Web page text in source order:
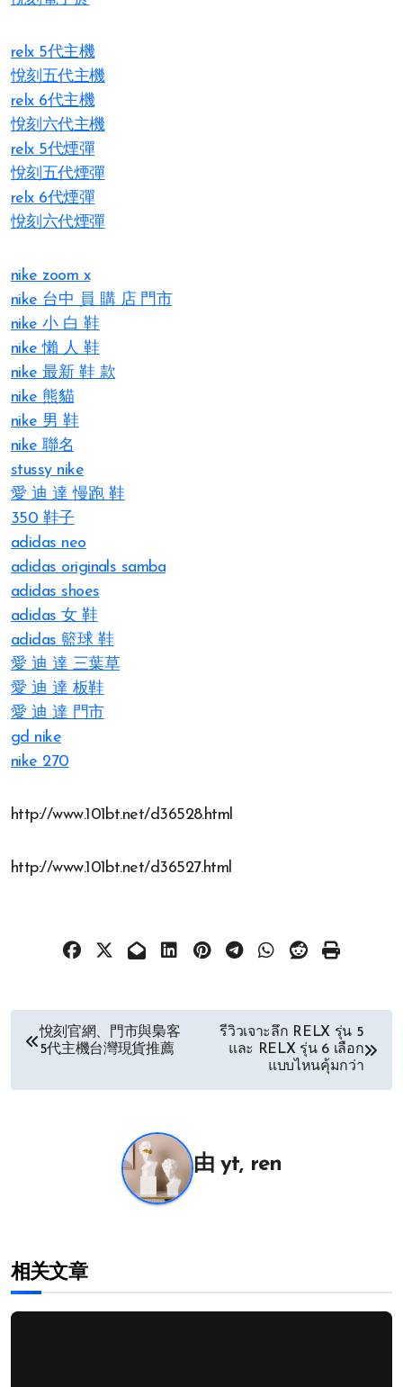
relx 5代主機
悅刻五代主機
relx 6代主機
悅刻六代主機
relx 5代煙彈
悅刻五代煙彈
relx 6代煙彈
悅刻六代煙彈
nike zoom x
nike 台中 員 購 店 門市
nike 小 白 鞋
nike 懶 人 鞋
nike 最新 鞋 款
nike 熊貓
nike 男 鞋
nike 聯名
stussy nike
愛 迪 達 慢跑 鞋
350 鞋子
adidas neo
adidas originals samba
adidas shoes
adidas 女 鞋
adidas 籃球 鞋
愛 迪 達 三葉草
愛 迪 達 板鞋
愛 迪 達 門市
gd nike
nike 270
http://www.101bt.net/d36528.html
http://www.101bt.net/d36527.html
文悅刻官網、門市與梟客
5代主機台灣現貨推薦
รีวิวเจาะลึก RELX รุ่น 5
และ RELX รุ่น 6 เลือก
แบบไหนคุ้มกว่า
由yt, ren
相关文章